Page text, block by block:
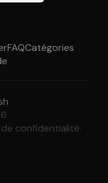
FAQCatégories
confidentialité·